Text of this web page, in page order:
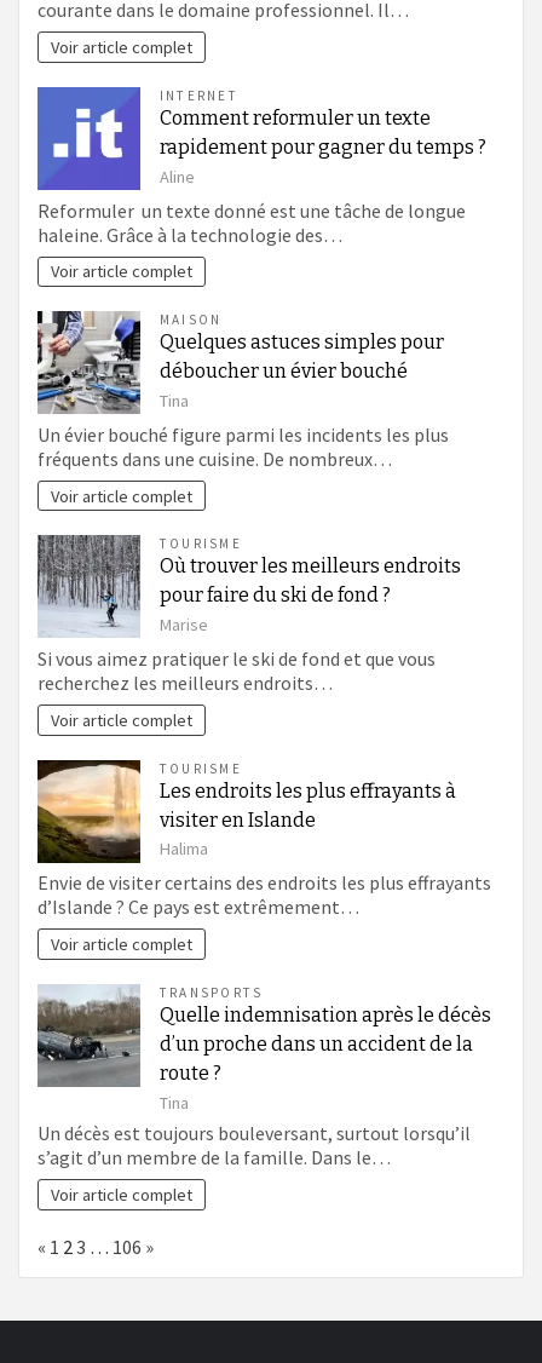
courante dans le domaine professionnel. Il…
Voir article complet
INTERNET
Comment reformuler un texte
rapidement pour gagner du temps ?
Aline
Reformuler un texte donné est une tâche de longue
haleine. Grâce à la technologie des…
Voir article complet
MAISON
Quelques astuces simples pour
déboucher un évier bouché
Tina
Un évier bouché figure parmi les incidents les plus
fréquents dans une cuisine. De nombreux…
Voir article complet
TOURISME
Où trouver les meilleurs endroits
pour faire du ski de fond ?
Marise
Si vous aimez pratiquer le ski de fond et que vous
recherchez les meilleurs endroits…
Voir article complet
TOURISME
Les endroits les plus effrayants à
visiter en Islande
Halima
Envie de visiter certains des endroits les plus effrayants
d’Islande ? Ce pays est extrêmement…
Voir article complet
TRANSPORTS
Quelle indemnisation après le décès
d’un proche dans un accident de la
route ?
Tina
Un décès est toujours bouleversant, surtout lorsqu’il
s’agit d’un membre de la famille. Dans le…
Voir article complet
Page:
Previous
« 1 2 3 … 106 Next
»